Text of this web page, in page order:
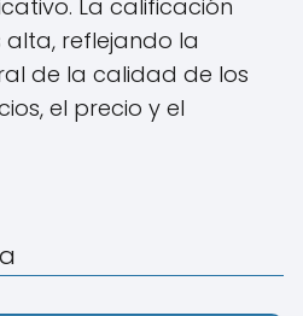
La calificación
reflejando la
de la calidad de los
el precio y el